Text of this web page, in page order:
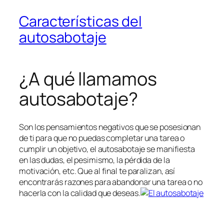
Características del
autosabotaje
¿A qué llamamos
autosabotaje?
Son los pensamientos negativos que se posesionan
de ti para que no puedas completar una tarea o
cumplir un objetivo, el autosabotaje se manifiesta
en las dudas, el pesimismo, la pérdida de la
motivación, etc. Que al final te paralizan, así
encontrarás razones para abandonar una tarea o no
hacerla con la calidad que deseas.